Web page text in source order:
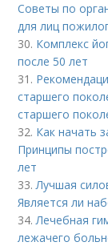
Советы по
для лиц
30. Комплекс
после 50 лет
31.
старшего
старшего
32. Как начать
Принципы
лет
33.Лучшая
Является ли
34.Лечебная
лежачего